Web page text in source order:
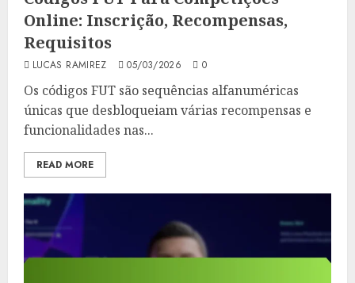
Online: Inscrição, Recompensas,
Requisitos
LUCAS RAMIREZ 05/03/2026 0
Os códigos FUT são sequências alfanuméricas
únicas que desbloqueiam várias recompensas e
funcionalidades nas...
READ MORE